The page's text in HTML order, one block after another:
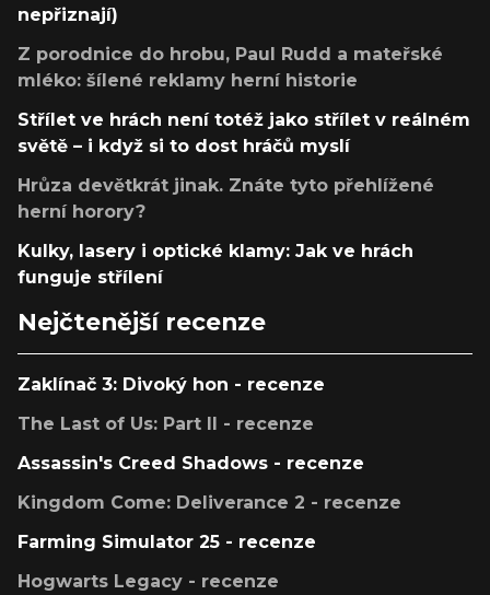
nepřiznají)
Z porodnice do hrobu, Paul Rudd a mateřské
mléko: šílené reklamy herní historie
Střílet ve hrách není totéž jako střílet v reálném
světě – i když si to dost hráčů myslí
Hrůza devětkrát jinak. Znáte tyto přehlížené
herní horory?
Kulky, lasery i optické klamy: Jak ve hrách
funguje střílení
Nejčtenější recenze
Zaklínač 3: Divoký hon - recenze
The Last of Us: Part II - recenze
Assassin's Creed Shadows - recenze
Kingdom Come: Deliverance 2 - recenze
Farming Simulator 25 - recenze
Hogwarts Legacy - recenze